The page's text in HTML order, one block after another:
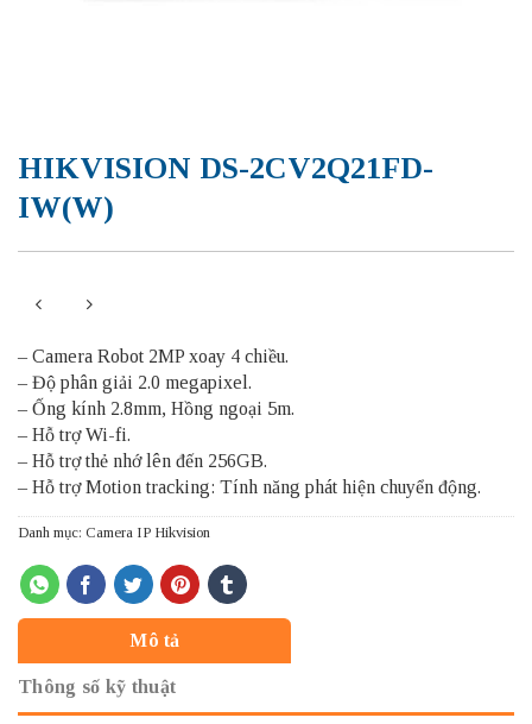
HIKVISION DS-2CV2Q21FD-
IW(W)
– Camera Robot 2MP xoay 4 chiều.
– Độ phân giải 2.0 megapixel.
– Ống kính 2.8mm, Hồng ngoại 5m.
– Hỗ trợ Wi-fi.
– Hỗ trợ thẻ nhớ lên đến 256GB.
– Hỗ trợ Motion tracking: Tính năng phát hiện chuyển động.
Danh mục: Camera IP Hikvision
Mô tả
Thông số kỹ thuật